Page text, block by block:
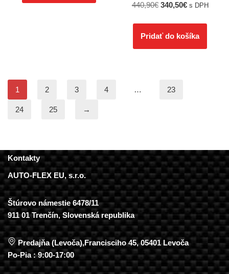
440,90€ 340,50€ s DPH
Pridať do košíka
1 2 3 4 … 23
24 25 →
Kontakty
AUTO-FLEX EU, s.r.o.
Štúrovo námestie 6478/11
911 01 Trenčín, Slovenská republika
Predajňa (Levoča),Francisciho 45, 05401 Levoča
Po-Pia : 9:00-17:00